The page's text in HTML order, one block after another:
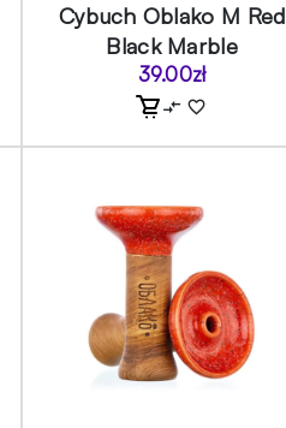
Cybuch Oblako M Red
Black Marble
39.00zł